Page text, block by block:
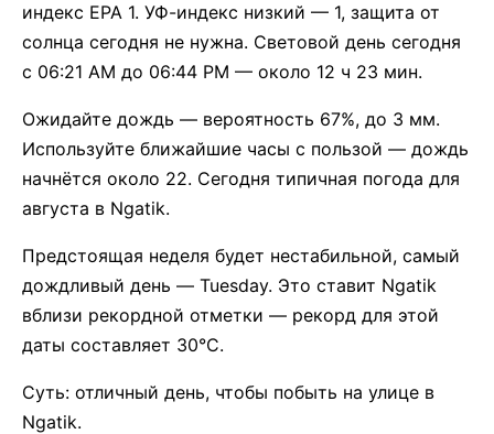
индекс EPA 1. УФ-индекс низкий — 1, защита от
солнца сегодня не нужна. Световой день сегодня
с 06:21 AM до 06:44 PM — около 12 ч 23 мин.
Ожидайте дождь — вероятность 67%, до 3 мм.
Используйте ближайшие часы с пользой — дождь
начнётся около 22. Сегодня типичная погода для
августа в Ngatik.
Предстоящая неделя будет нестабильной, самый
дождливый день — Tuesday. Это ставит Ngatik
вблизи рекордной отметки — рекорд для этой
даты составляет 30°C.
Суть: отличный день, чтобы побыть на улице в
Ngatik.